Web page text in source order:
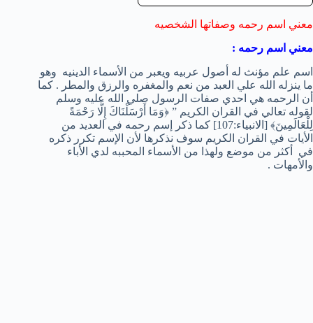
معني اسم رحمه وصفاتها الشخصيه
معني اسم رحمه :
اسم علم مؤنث له أصول عربيه ويعبر من الأسماء الدينيه وهو
ما ينزله الله علي العبد من نعم والمغفره والرزق والمطر . كما
أن الرحمه هي احدي صفات الرسول صلي الله عليه وسلم
لقوله تعالي في القران الكريم ” ﴿وَمَا أَرْسَلْنَاكَ إِلَّا رَحْمَةً
لِلْعَالَمِينَ﴾ [الانبياء:107] كما ذكر إسم رحمه في العديد من
الأيات في القران الكريم سوف نذكرها لأن الإسم تكرر ذكره
في أكثر من موضع ولهذا من الأسماء المحببه لدي الأباء
والأمهات .